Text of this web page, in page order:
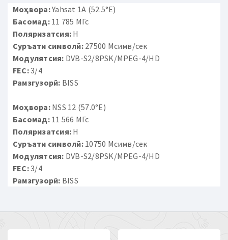
Моҳвора:Yahsat 1A (52.5°E)
Басомад:11 785 МГс
Поляризатсия: H
Суръати символӣ:27500 Мсимв/сек
Модулятсия: DVB-S2/8PSK/MPEG-4/HD
FEC:3/4
Рамзгузорӣ: BISS
Моҳвора:NSS 12 (57.0°E)
Басомад:11 566 МГс
Поляризатсия: H
Суръати символӣ:10750 Мсимв/сек
Модулятсия: DVB-S2/8PSK/MPEG-4/HD
FEC:3/4
Рамзгузорӣ: BISS